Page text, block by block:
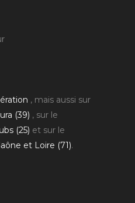
, mais aussi sur
(39) , sur le
(25) et sur le
et Loire (71).